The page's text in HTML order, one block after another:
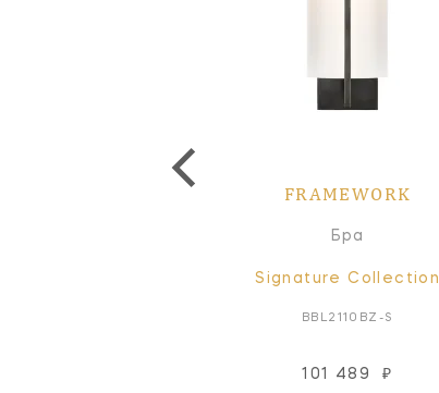
FRAMEWORK
Бра
Signature Collection
BBL2110BZ-S
101 489 ₽